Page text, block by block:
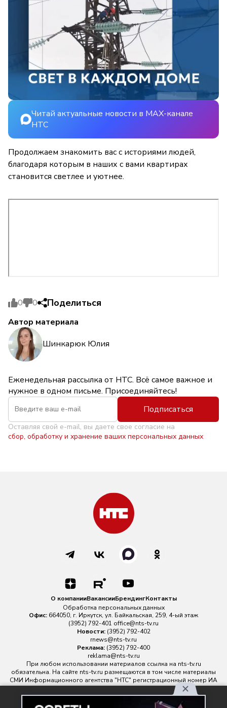
Читай актуальные новости в MAX-канале
НТС
Продолжаем знакомить вас с историями людей,
благодаря которым в наших с вами квартирах
становится светлее и уютнее.
0 0 Поделиться
Автор материала
Шинкарюк Юлия
Еженедельная рассылка от НТС. Всё самое важное и
нужное в одном письме. Присоединяйтесь!
Подписаться
Оставляя свой e-mail, вы даете свое согласие на
сбор, обработку и хранение ваших персональных данных
О компанииВакансииБрендингКонтакты
Обработка персональных данных
Офис: 664050, г. Иркутск, ул. Байкальская, 259, 4-ый этаж
(3952) 792-401 office@nts-tv.ru
Новости: (3952) 792-402
rnews@nts-tv.ru
Реклама: (3952) 792-400
reklama@nts-tv.ru
При любом использовании материалов ссылка на nts-tv.ru
обязательна. На сайте nts-tv.ru размещаются в том числе материалы
СМИ Информационного агентства "НТС" регистрационный номер ИА
№ ФС 77 - 88763 зарегистрировано Федеральной службой по
надзору в сфере связи, информационных технологий и массовых